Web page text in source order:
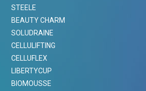
STEELE
BEAUTY CHARM
SOLUDRAINE
CELLULIFTING
CELLUFLEX
LIBERTYCUP
BIOMOUSSE